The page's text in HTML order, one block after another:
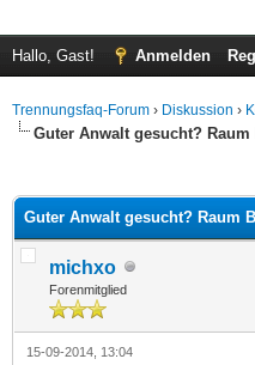
Hallo, Gast! Anmelden
Trennungsfaq-Forum › Diskussion ›
Guter Anwalt gesucht?
Guter Anwalt gesucht? Raum
michxo
Forenmitglied
15-09-2014, 13:04